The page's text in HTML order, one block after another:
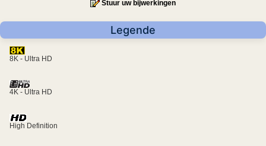
Stuur uw bijwerkingen
Legende
8K - Ultra HD
4K - Ultra HD
High Definition